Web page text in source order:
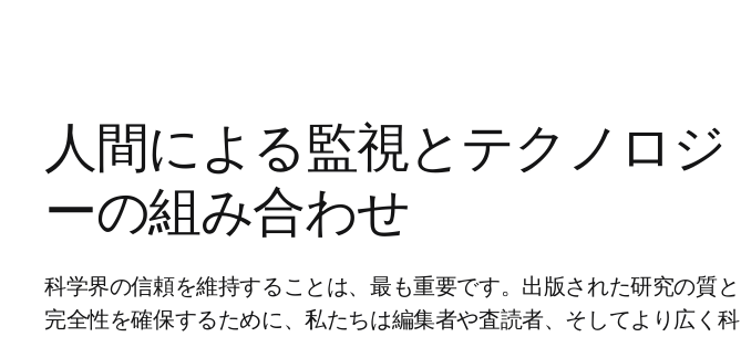
人間による監視とテクノロジ
ーの組み合わせ
科学界の信頼を維持することは、最も重要です。出版された研究の質と
完全性を確保するために、私たちは編集者や査読者、そしてより広く科